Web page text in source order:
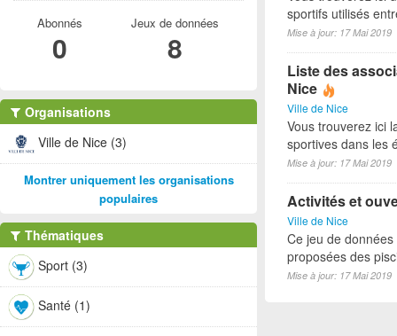
sportifs utilisés
Mise à jour: 17 Mai 2019
Liste des
Nice
Ville de Nice
Vous trouverez ici
sportives dans les
Mise à jour: 17 Mai 2019
Activités et
Ville de Nice
Ce jeu de
proposées des
Mise à jour: 17 Mai 2019
Abonnés
0
Jeux de données
8
Organisations
Ville de Nice (3)
Montrer uniquement les organisations
populaires
Thématiques
Sport (3)
Santé (1)